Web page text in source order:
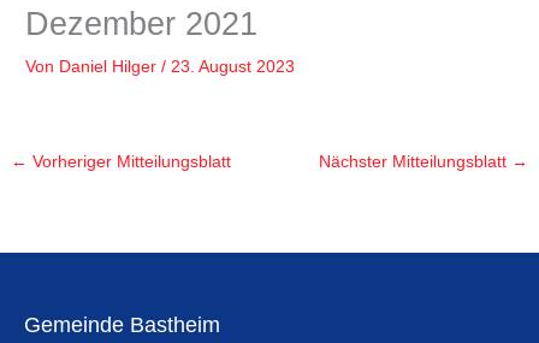
Dezember 2021
Von Daniel Hilger/ 23. August 2023
← Vorheriger Mitteilungsblatt Nächster Mitteilungsblatt →
Gemeinde Bastheim